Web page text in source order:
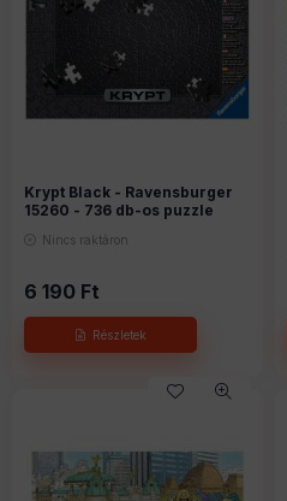
Krypt Black - Ravensburger
15260 - 736 db-os puzzle
Nincs raktáron
6 190 Ft